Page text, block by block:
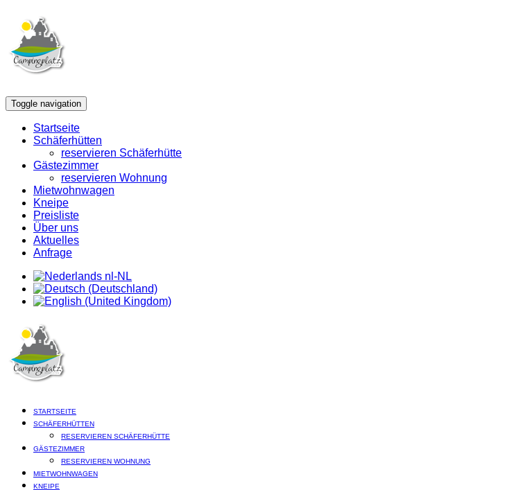
Toggle navigation
Startseite
Schäferhütten
reservieren Schäferhütte
Gästezimmer
reservieren Wohnung
Mietwohnwagen
Kneipe
Preisliste
Über uns
Aktuelles
Anfrage
STARTSEITE
SCHÄFERHÜTTEN
RESERVIEREN SCHÄFERHÜTTE
GÄSTEZIMMER
RESERVIEREN WOHNUNG
MIETWOHNWAGEN
KNEIPE